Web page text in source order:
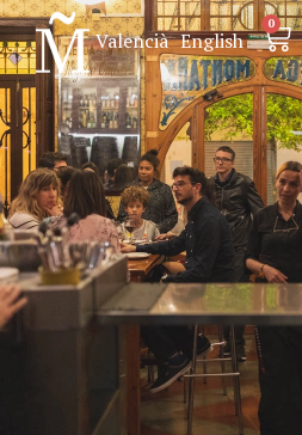
Valencià English
0